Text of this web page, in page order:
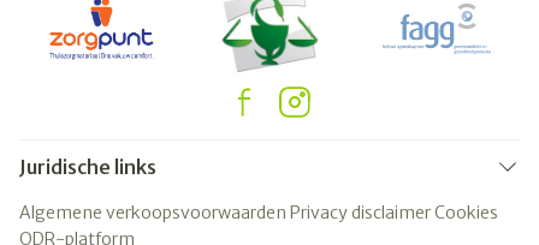
Juridische links
Algemene verkoopsvoorwaarden Privacy disclaimerCookies
ODR-platform